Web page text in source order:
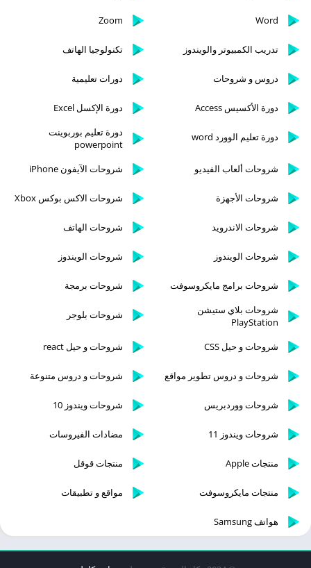
Word
Zoom
تدريب الكمبيوتر والويندوز تكنولوجيا الهاتف
دروس و شروحات دورات تعليمية
دورة الأكسيس Access دورة الإكسل Excel
دورة تعليم الوورد word
دورة تعليم بوربوينت
powerpoint
شروحات ألعاب الفيديو
شروحات الآيفون iPhone
شروحات الأجهزة شروحات الاكس بوكس Xbox
شروحات الاندرويد شروحات الهاتف
شروحات الويندوز شروحات الويندوز
شروحات برامج مايكروسوفت
شروحات برمجة
شروحات بلاي ستيشن
PlayStation
شروحات بلوجر
شروحات و حيل CSS شروحات و حيل react
شروحات و دروس تطوير مواقع شروحات و دروس متنوعة
شروحات ووردبريس شروحات ويندوز 10
شروحات ويندوز 11 مضادات الفيروسات
منتجات Apple منتجات قوقل
منتجات مايكروسوفت مواقع و تطبيقات
هواتف Samsung